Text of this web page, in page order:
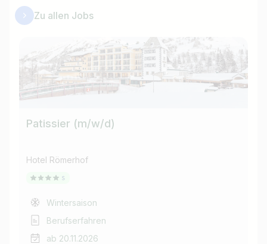
Zu allen Jobs
Patissier (m/w/d)
Hotel Römerhof
Wintersaison
Berufserfahren
ab 20.11.2026